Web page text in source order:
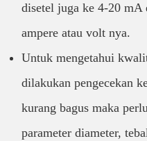
disetel juga ke 4-20 mA
ampere atau volt nya.
Untuk mengetahui
dilakukan pengecekan
kurang bagus maka
parameter diameter,